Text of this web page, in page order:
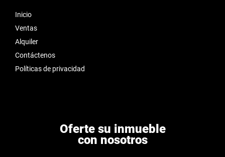
Inicio
Ventas
Alquiler
Contáctenos
Políticas de privacidad
Oferte su inmueble
con nosotros